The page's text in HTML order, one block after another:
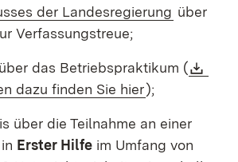
der Landesregierung (Öffnet
über
Verfassungstreue;
das Betriebspraktikum (
dazu finden Sie hier(Öffnet in
);
über die Teilnahme an einer
Erster Hilfe im Umfang von